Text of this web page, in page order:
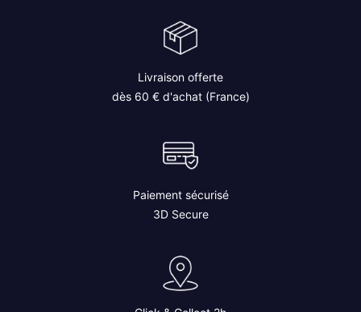
Livraison offerte
dès 60 € d'achat (France)
Paiement sécurisé
3D Secure